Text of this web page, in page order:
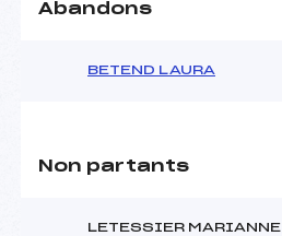
Abandons
BETEND LAURA
Non partants
LETESSIER MARIANNE